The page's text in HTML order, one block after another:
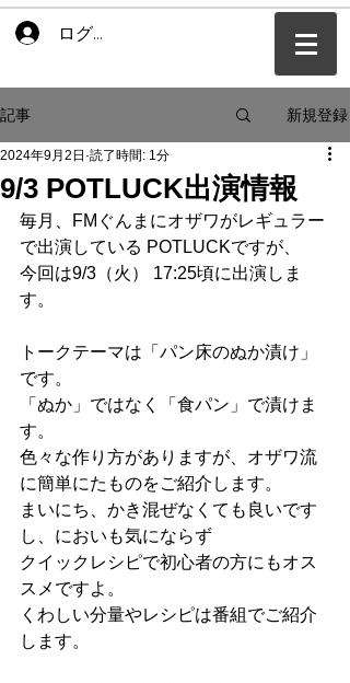
ログイン
記事 新規登録
9/3 POTLUCK出演情報
2024年9月2日 読了時間: 1分
毎月、FMぐんまにオザワがレギュラー
で出演している POTLUCKですが、
今回は9/3（火） 17:25頃に出演しま
す。
トークテーマは「パン床のぬか漬け」
です。
「ぬか」ではなく「食パン」で漬けま
す。
色々な作り方がありますが、オザワ流
に簡単にたものをご紹介します。
まいにち、かき混ぜなくても良いです
し、においも気にならず
クイックレシピで初心者の方にもオス
スメですよ。
くわしい分量やレシピは番組でご紹介
します。